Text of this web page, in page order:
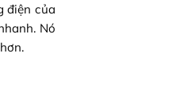
điện của
Nó